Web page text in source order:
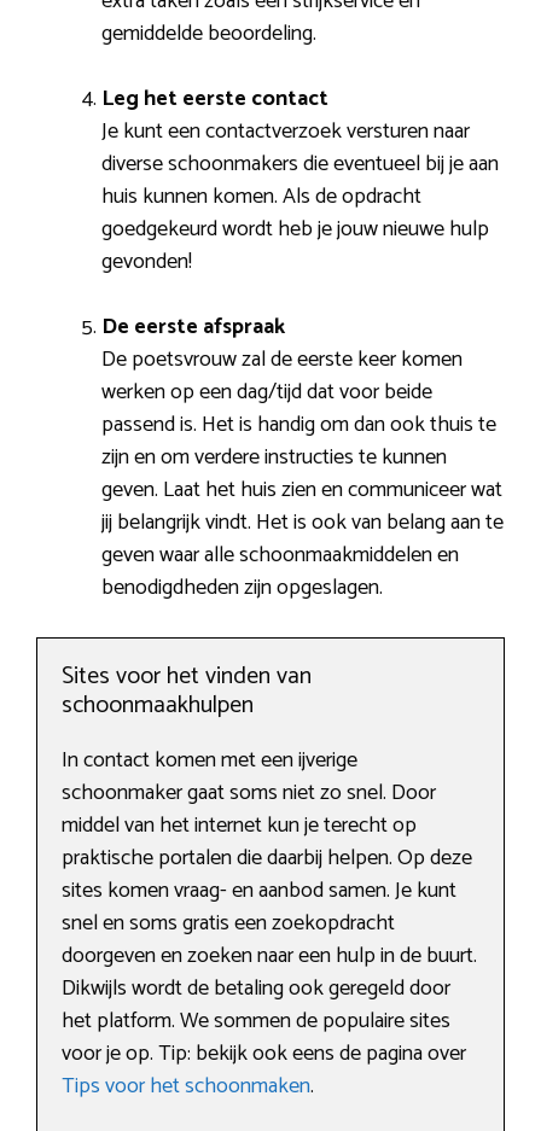
gemiddelde beoordeling.
Leg het eerste contact
Je kunt een contactverzoek versturen naar
diverse schoonmakers die eventueel bij je aan
huis kunnen komen. Als de opdracht
goedgekeurd wordt heb je jouw nieuwe hulp
gevonden!
De eerste afspraak
De poetsvrouw zal de eerste keer komen
werken op een dag/tijd dat voor beide
passend is. Het is handig om dan ook thuis te
zijn en om verdere instructies te kunnen
geven. Laat het huis zien en communiceer wat
jij belangrijk vindt. Het is ook van belang aan te
geven waar alle schoonmaakmiddelen en
benodigdheden zijn opgeslagen.
Sites voor het vinden van
schoonmaakhulpen
In contact komen met een ijverige
schoonmaker gaat soms niet zo snel. Door
middel van het internet kun je terecht op
praktische portalen die daarbij helpen. Op deze
sites komen vraag- en aanbod samen. Je kunt
snel en soms gratis een zoekopdracht
doorgeven en zoeken naar een hulp in de buurt.
Dikwijls wordt de betaling ook geregeld door
het platform. We sommen de populaire sites
voor je op. Tip: bekijk ook eens de pagina over
Tips voor het schoonmaken.